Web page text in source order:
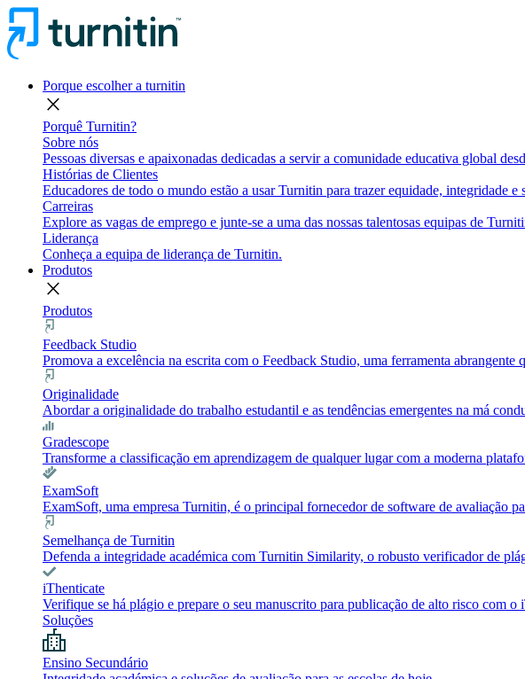
Porque escolher a turnitin
close
Porquê Turnitin?
Sobre nós
Pessoas diversas e apaixonadas dedicadas a servir a comunidade educativa global
Histórias de Clientes
Educadores de todo o mundo estão a usar Turnitin para trazer equidade, integridade
Carreiras
Explore as vagas de emprego e junte-se a uma das nossas talentosas equipas de
Liderança
Conheça a equipa de liderança de Turnitin.
Produtos
close
Produtos
Feedback Studio
Promova a excelência na escrita com o Feedback Studio, uma ferramenta
Originalidade
Abordar a originalidade do trabalho estudantil e as tendências emergentes na má
Gradescope
Transforme a classificação em aprendizagem de qualquer lugar com a moderna
ExamSoft
ExamSoft, uma empresa Turnitin, é o principal fornecedor de software de avaliação
Semelhança de Turnitin
Defenda a integridade académica com Turnitin Similarity, o robusto verificador de
iThenticate
Verifique se há plágio e prepare o seu manuscrito para publicação de alto risco com
Soluções
Ensino Secundário